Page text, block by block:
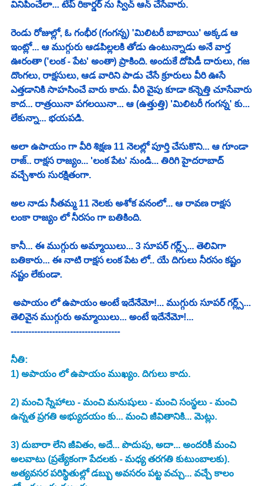
వినిపించేలా... టేప్ రికార్డర్ ను స్విచ్ ఆన్ చేసేవారు.
రెండు రోజుల్లో, ఓ గంభీర (గంగన్న) 'మిలిటరీ బాబాయి' అక్కడ ఆ
ఇంట్లో... ఆ ముగ్గురు ఆడపిల్లలకి తోడు ఉంటున్నాడు అనే వార్త
ఊరంతా ('లంక - పేట' అంతా) ప్రాకింది. అందుకే దోపిడీ దారులు, గజ
దొంగలు, రాక్షసులు, ఆడ వారిని పాడు చేసే క్రూరులు వీరి ఊసే
ఎత్తడానికి సాహసించే వారు కాదు. వీరి వైపు కూడా కన్నెత్తి చూసేవారు
కాద... రాత్రయినా పగలయినా... ఆ (ఉత్తుత్తి) 'మిలిటరీ గంగన్న' కు...
లేకున్నా... భయపడి.
అలా ఉపాయం గా వీరి శిక్షణ 11 నెలల్లో పూర్తి చేసుకొని... ఆ గూండా
రాజ్.. రాక్షస రాజ్యం... 'లంక పేట' నుండి... తిరిగి హైదరాబాద్
వచ్చేశారు సురక్షితంగా.
అల నాడు సీతమ్మ 11 నెలకు అశోక వనంలో... ఆ రావణ రాక్షస
లంకా రాజ్యం లో నీరసం గా బతికింది.
కానీ... ఈ ముగ్గురు అమ్మాయిలు... 3 సూపర్ గర్ల్స్... తెలివిగా
బతికారు... ఈ నాటి రాక్షస లంక పేట లో.. యే దిగులు నీరసం కష్టం
నష్టం లేకుండా.
అపాయం లో ఉపాయం అంటే ఇదేనేమో!... ముగ్గురు సూపర్ గర్ల్స్...
తెలివైన ముగ్గురు అమ్మాయిలు... అంటే ఇదేనేమో!...
-------------------------------------
నీతి:
1) అపాయం లో ఉపాయం ముఖ్యం. దిగులు కాదు.
2) మంచి స్నేహాలు - మంచి మనుషులు - మంచి సంస్థలు - మంచి
ఉన్నత ప్రగతి అభ్యుదయం కు... మంచి జీవితానికి... మెట్లు.
3) దుబారా లేని జీవితం, అదే... పొదుపు, అదా... అందరికీ మంచి
అలవాటు (ప్రత్యేకంగా పేదలకు - మధ్య తరగతి కుటుంబాలకు).
అత్యవసర పరిస్థితుల్లో డబ్బు అవసరం పట్ట వచ్చు... వచ్చే కాలం